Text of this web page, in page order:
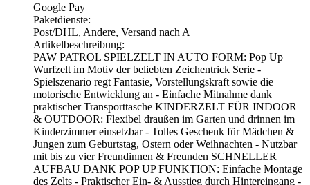
Google Pay
Paketdienste:
Post/DHL, Andere, Versand nach A
Artikelbeschreibung:
PAW PATROL SPIELZELT IN AUTO FORM: Pop Up
Wurfzelt im Motiv der beliebten Zeichentrick Serie -
Spielszenario regt Fantasie, Vorstellungskraft sowie die
motorische Entwicklung an - Einfache Mitnahme dank
praktischer Transporttasche KINDERZELT FÜR INDOOR
& OUTDOOR: Flexibel draußen im Garten und drinnen im
Kinderzimmer einsetzbar - Tolles Geschenk für Mädchen &
Jungen zum Geburtstag, Ostern oder Weihnachten - Nutzbar
mit bis zu vier Freundinnen & Freunden SCHNELLER
AUFBAU DANK POP UP FUNKTION: Einfache Montage
des Zelts - Praktischer Ein- & Ausstieg durch Hintereingang -